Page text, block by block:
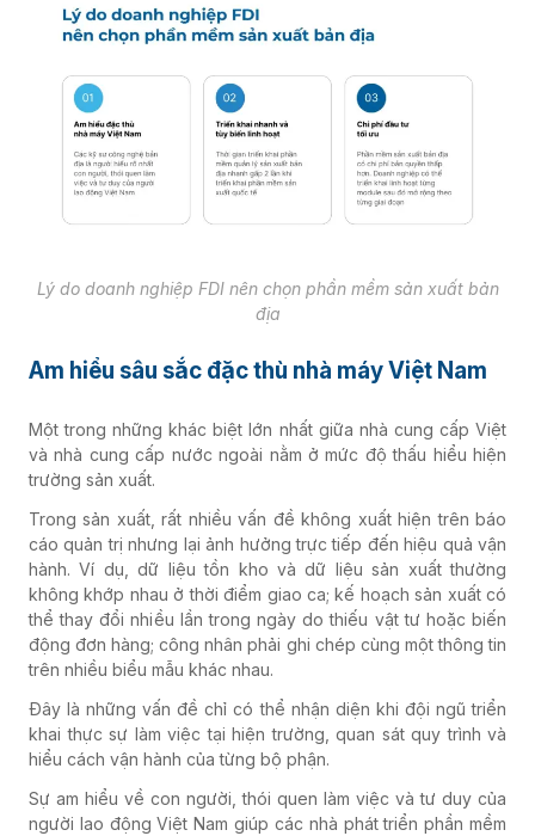
Lý do doanh nghiệp FDI nên chọn phần mềm sản xuất bản
địa
Am hiểu sâu sắc đặc thù nhà máy Việt Nam
Một trong những khác biệt lớn nhất giữa nhà cung cấp Việt
và nhà cung cấp nước ngoài nằm ở mức độ thấu hiểu hiện
trường sản xuất.
Trong sản xuất, rất nhiều vấn đề không xuất hiện trên báo
cáo quản trị nhưng lại ảnh hưởng trực tiếp đến hiệu quả vận
hành. Ví dụ, dữ liệu tồn kho và dữ liệu sản xuất thường
không khớp nhau ở thời điểm giao ca; kế hoạch sản xuất có
thể thay đổi nhiều lần trong ngày do thiếu vật tư hoặc biến
động đơn hàng; công nhân phải ghi chép cùng một thông tin
trên nhiều biểu mẫu khác nhau.
Đây là những vấn đề chỉ có thể nhận diện khi đội ngũ triển
khai thực sự làm việc tại hiện trường, quan sát quy trình và
hiểu cách vận hành của từng bộ phận.
Sự am hiểu về con người, thói quen làm việc và tư duy của
người lao động Việt Nam giúp các nhà phát triển phần mềm